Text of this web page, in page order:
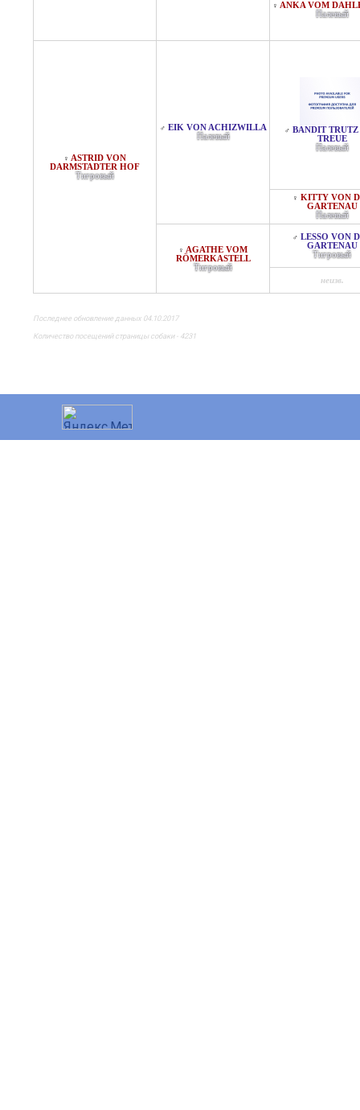
♀ ANKA VOM
Палевый
♀ ASTRID VON
DARMSTADTER HOF
Тигровый
♂ EIK VON ACHIZWILLA
Палевый
♂ BANDIT TRUTZ
TREUE
Палевый
♀ KITTY VON
GARTENAU
Палевый
♀ AGATHE VOM
RÖMERKASTELL
Тигровый
♂ LESSO VON
GARTENAU
Тигровый
неизв.
Последнее обновление данных 04.10.2017
Количество посещений страницы собаки - 4231